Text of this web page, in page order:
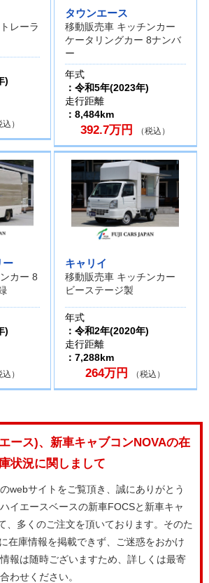
レーラ
)
込）
タウンエース
移動販売車 キッチンカー
ケータリングカー 8ナンバ
ー
年式
：令和5年(2023年)
走行距離
：8,484km
392.7万円 （税込）
ー
カー 8
)
込）
キャリイ
移動販売車 キッチンカー
ビーステージ製
年式
：令和2年(2020年)
走行距離
：7,288km
264万円 （税込）
ース)、新車キャブコンNOVAの在
庫状況に関しまして
webサイトをご覧頂き、誠にありがとう
イエースベースの新車FOCSと新車キャ
、多くのご注文を頂いております。そのた
在庫情報を掲載できず、ご迷惑をおかけ
報は随時ございますため、詳しくは最寄
わせください。